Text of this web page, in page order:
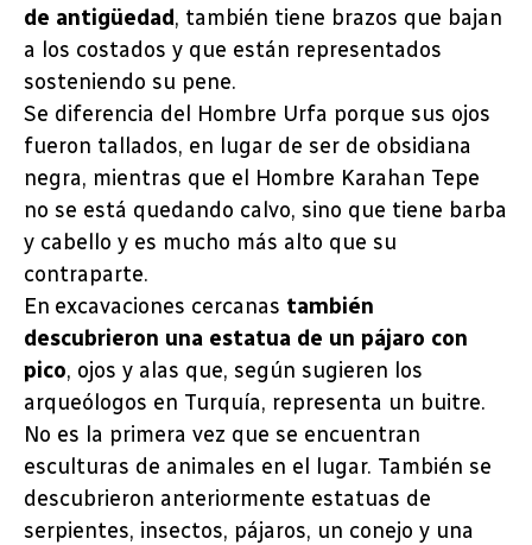
de antigüedad, también tiene brazos que bajan
a los costados y que están representados
sosteniendo su pene.
Se diferencia del Hombre Urfa porque sus ojos
fueron tallados, en lugar de ser de obsidiana
negra, mientras que el Hombre Karahan Tepe
no se está quedando calvo, sino que tiene barba
y cabello y es mucho más alto que su
contraparte.
En excavaciones cercanas también
descubrieron una estatua de un pájaro con
pico, ojos y alas que, según sugieren los
arqueólogos en Turquía, representa un buitre.
No es la primera vez que se encuentran
esculturas de animales en el lugar. También se
descubrieron anteriormente estatuas de
serpientes, insectos, pájaros, un conejo y una